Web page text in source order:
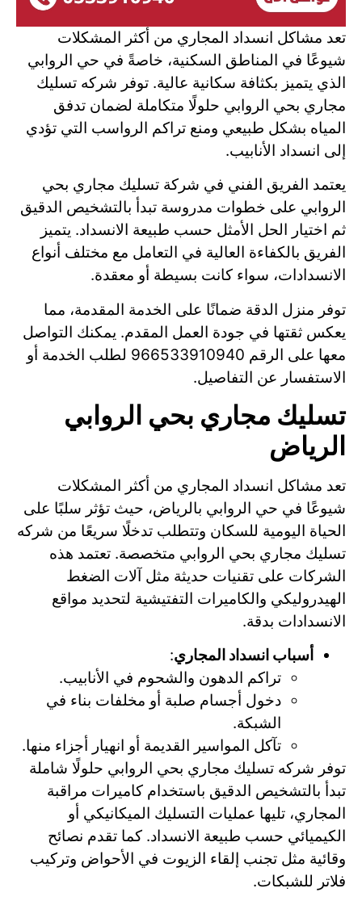
تعد مشاكل انسداد المجاري من أكثر المشكلات
شيوعًا في المناطق السكنية، خاصةً في حي الروابي
الذي يتميز بكثافة سكانية عالية. توفر شركه تسليك
مجاري بحي الروابي حلولًا متكاملة لضمان تدفق
المياه بشكل طبيعي ومنع تراكم الرواسب التي تؤدي
إلى انسداد الأنابيب.
يعتمد الفريق الفني في شركة تسليك مجاري بحي
الروابي على خطوات مدروسة تبدأ بالتشخيص الدقيق
ثم اختيار الحل الأمثل حسب طبيعة الانسداد. يتميز
الفريق بالكفاءة العالية في التعامل مع مختلف أنواع
الانسدادات، سواء كانت بسيطة أو معقدة.
توفر منزل الدقة ضمانًا على الخدمة المقدمة، مما
يعكس ثقتها في جودة العمل المقدم. يمكنك التواصل
معها على الرقم 966533910940 لطلب الخدمة أو
الاستفسار عن التفاصيل.
تسليك مجاري بحي الروابي
الرياض
تعد مشاكل انسداد المجاري من أكثر المشكلات
شيوعًا في حي الروابي بالرياض، حيث تؤثر سلبًا على
الحياة اليومية للسكان وتتطلب تدخلًا سريعًا من شركه
تسليك مجاري بحي الروابي متخصصة. تعتمد هذه
الشركات على تقنيات حديثة مثل آلات الضغط
الهيدروليكي والكاميرات التفتيشية لتحديد مواقع
الانسدادات بدقة.
أسباب انسداد المجاري:
تراكم الدهون والشحوم في الأنابيب.
دخول أجسام صلبة أو مخلفات بناء في
الشبكة.
تآكل المواسير القديمة أو انهيار أجزاء منها.
توفر شركه تسليك مجاري بحي الروابي حلولًا شاملة
تبدأ بالتشخيص الدقيق باستخدام كاميرات مراقبة
المجاري، تليها عمليات التسليك الميكانيكي أو
الكيميائي حسب طبيعة الانسداد. كما تقدم نصائح
وقائية مثل تجنب إلقاء الزيوت في الأحواض وتركيب
فلاتر للشبكات.